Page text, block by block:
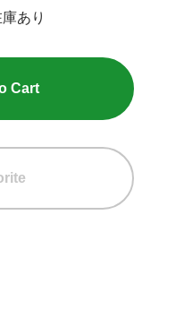
あり
Cart